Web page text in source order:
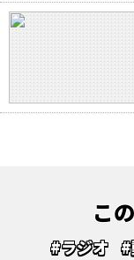
こ
#ラジオ #